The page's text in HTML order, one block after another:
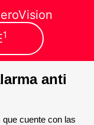
1
anti
que cuente con las